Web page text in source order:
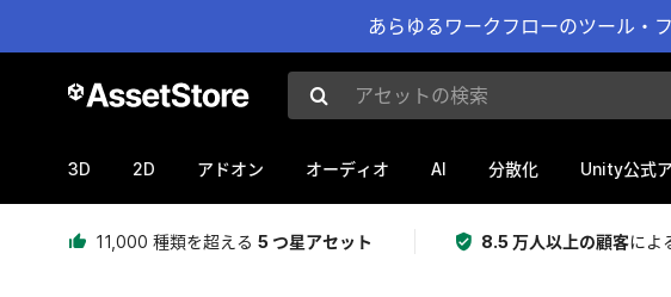
あらゆるワークフローのツール・
アセットの検索
3D 2D アドオン オーディオ AI 分散化 Unity公式
11,000 種類を超える 5 つ星アセット 8.5 万人以上の顧客によ